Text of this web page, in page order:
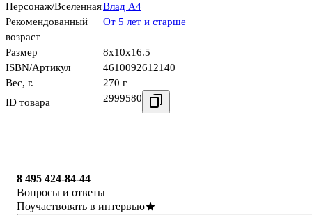
Персонаж/ВселеннаяВлад А4
Рекомендованный
возраст
От 5 лет и старше
Размер
8x10x16.5
ISBN/Артикул
4610092612140
Вес, г.
270 г
ID товара
2999580
8 495 424-84-44
Вопросы и ответы
Поучаствовать в интервью